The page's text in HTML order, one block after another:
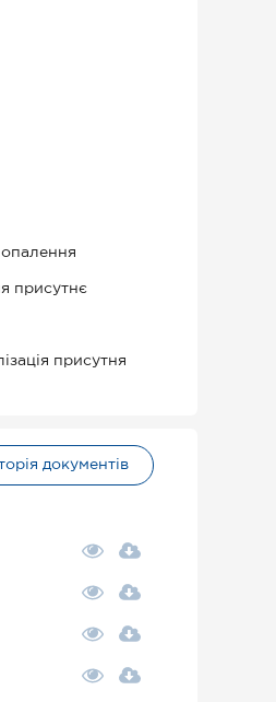
опалення
присутнє
присутня
документів